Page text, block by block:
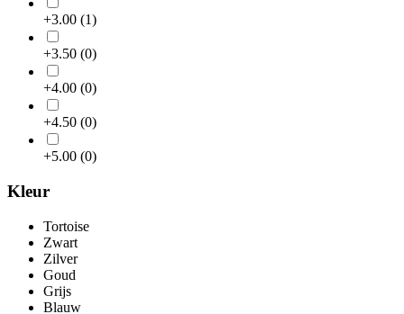
+3.00 (1)
+3.50 (0)
+4.00 (0)
+4.50 (0)
+5.00 (0)
Kleur
Tortoise
Zwart
Zilver
Goud
Grijs
Blauw